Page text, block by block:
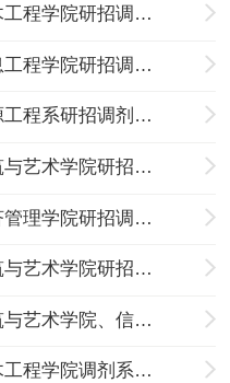
2021年河北建筑工程学院土木工程学院研招调剂考生进入复试人员名单公示（五轮）（4月7日）
2021年河北建筑工程学院信息工程学院研招调剂考生进入复试人员名单公示（三轮）（4月8日）
2021年河北建筑工程学院能源工程系研招调剂考生进入复试人员名单公示（八轮）（4月7日）
2021年河北建筑工程学院建筑与艺术学院研招调剂考生进入复试人员名单公示（三轮）(4月7日）
2021年河北建筑工程学院经济管理学院研招调剂考生进入复试人员名单（三轮）（4月7日）
2021年河北建筑工程学院建筑与艺术学院研招调剂考生进入复试人员名单公示（城市设计及其理论）（三轮）
2021年河北建筑工程学院建筑与艺术学院、信息工程学院调剂系统开放公告（4月7日）
2021年河北建筑工程学院土木工程学院调剂系统开放公告（4月6日）